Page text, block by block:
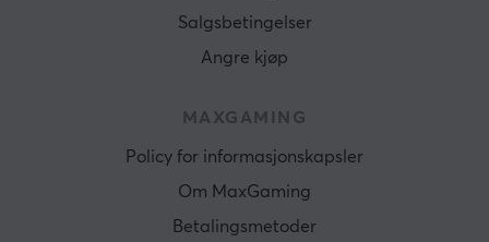
Salgsbetingelser
Angre kjøp
MAXGAMING
Policy for informasjonskapsler
Om MaxGaming
Betalingsmetoder